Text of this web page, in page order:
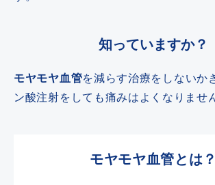
リクルート
知っていますか？
モヤモヤ血管を減らす治療をしないか
ン酸注射をしても痛みはよくなりませ
モヤモヤ血管とは？